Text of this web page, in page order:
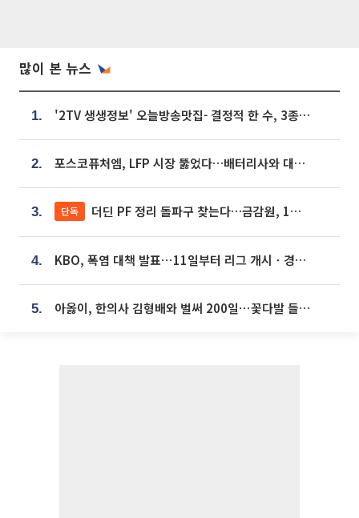
많이 본 뉴스
1. '2TV 생생정보' 오늘방송맛집- 결정적 한 수, 3종 메밀면! 메밀 소바 맛집 '의○○○○'
2. 포스코퓨처엠, LFP 시장 뚫었다…배터리사와 대규모 장기 공급 합의
3. 단독 더딘 PF 정리 돌파구 찾는다…금감원, 1년 반 만에 매각설명회 재개
4. KBO, 폭염 대책 발표⋯11일부터 리그 개시ㆍ경기 오후 7시 시작
5. 아옳이, 한의사 김형배와 벌써 200일⋯꽃다발 들고 "프러포즈 아냐"